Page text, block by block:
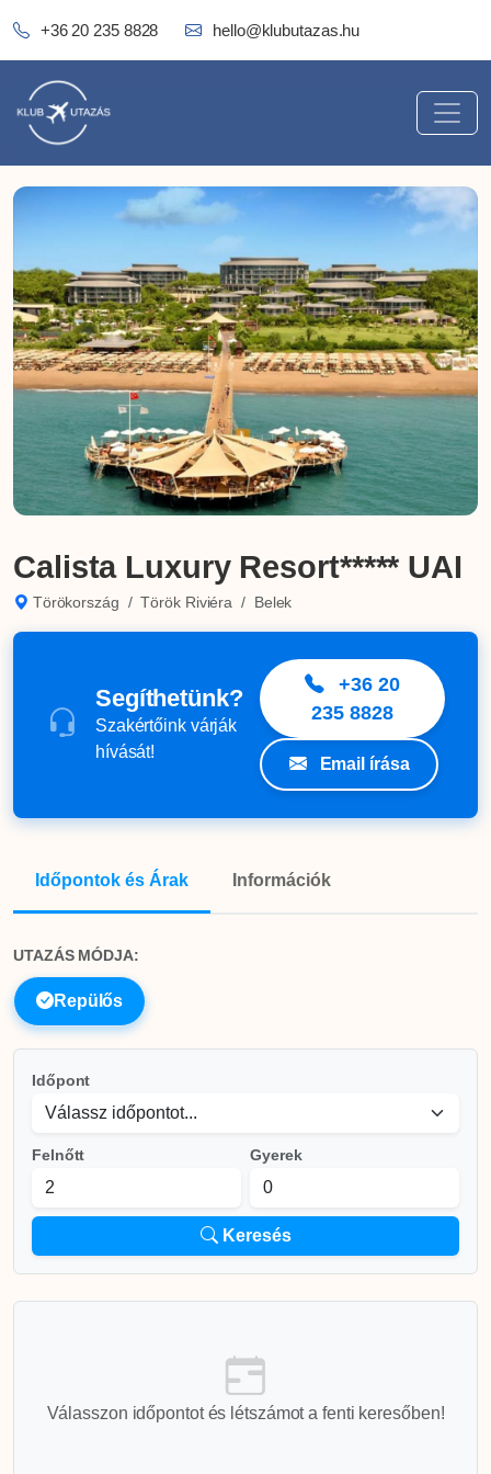
+36 20 235 8828 hello@klubutazas.hu
Calista Luxury Resort***** UAI
Törökország / Török Riviéra / Belek
Segíthetünk?
Szakértőink várják
hívását!
+36 20
235 8828
Email írása
Időpontok és Árak Információk
UTAZÁS MÓDJA:
Repülős
Időpont
Felnőtt Gyerek
Keresés
Válasszon időpontot és létszámot a fenti keresőben!